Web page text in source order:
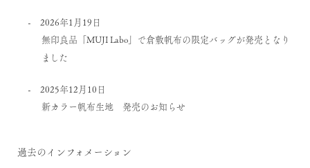
2026年1月19日
無印良品「MUJI Labo」で倉敷帆布の限定バッグが発売となり
ました
2025年12月10日
新カラー帆布生地 発売のお知らせ
過去のインフォメーション